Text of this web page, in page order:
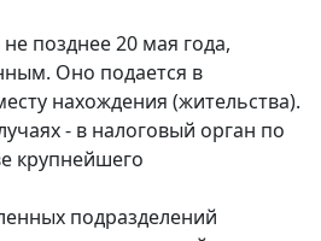
позднее 20 мая года,
Оно подается в
нахождения (жительства).
- в налоговый орган по
крупнейшего
подразделений